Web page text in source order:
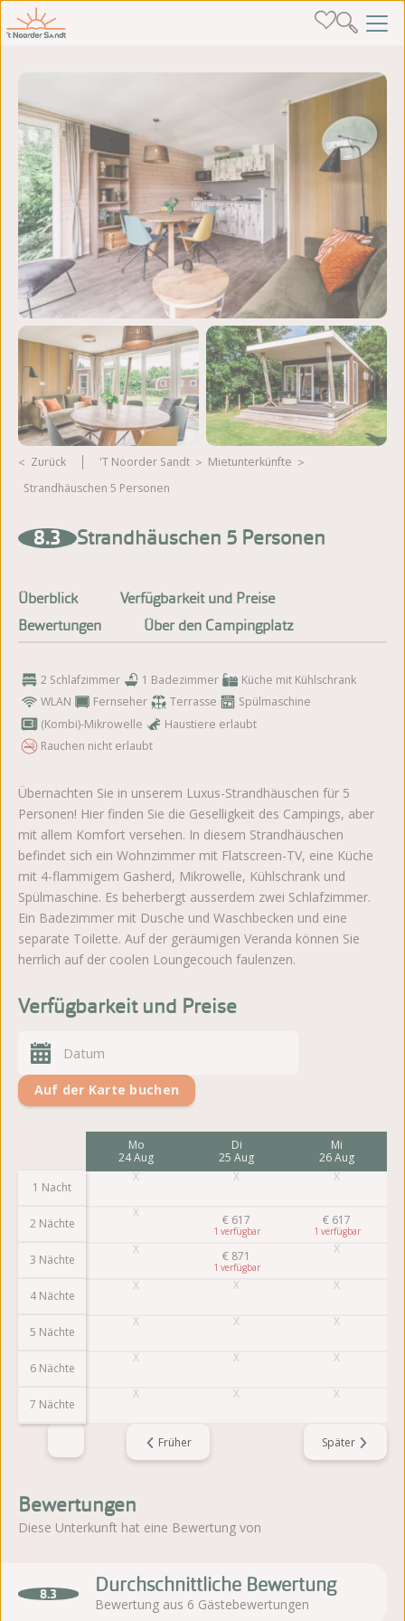
Zurück 't Noorder Sandt
Mietunterkünfte
Strandhäuschen 5 Personen
8.3 Strandhäuschen 5 Personen
Überblick
Verfügbarkeit und Preise
Bewertungen
Über den Campingplatz
2 Schlafzimmer 1 Badezimmer
Küche mit Kühlschrank
WLAN
Fernseher Terrasse
Spülmaschine
(Kombi)-Mikrowelle
Haustiere erlaubt
Rauchen nicht erlaubt
Übernachten Sie in unserem Luxus-Strandhäuschen für 5
Personen! Hier finden Sie die Geselligkeit des Campings, aber
mit allem Komfort versehen. In diesem Strandhäuschen
befindet sich ein Wohnzimmer mit Flatscreen-TV, eine Küche
mit 4-flammigem Gasherd, Mikrowelle, Kühlschrank und
Spülmaschine. Es beherbergt ausserdem zwei Schlafzimmer.
Ein Badezimmer mit Dusche und Waschbecken und eine
separate Toilette. Auf der geräumigen Veranda können Sie
herrlich auf der coolen Loungecouch faulenzen.
Verfügbarkeit und Preise
Auf der Karte buchen
Früher Später
1 Nacht
2 Nächte
3 Nächte
4 Nächte
5 Nächte
6 Nächte
7 Nächte
Mo
24 Aug
Di
25 Aug
€ 617
1
€ 871
1
Mi
26 Aug
€ 617
1
Bewertungen
Diese Unterkunft hat eine Bewertung von
8.3 Durchschnittliche Bewertung
Bewertung aus 6 Gästebewertungen